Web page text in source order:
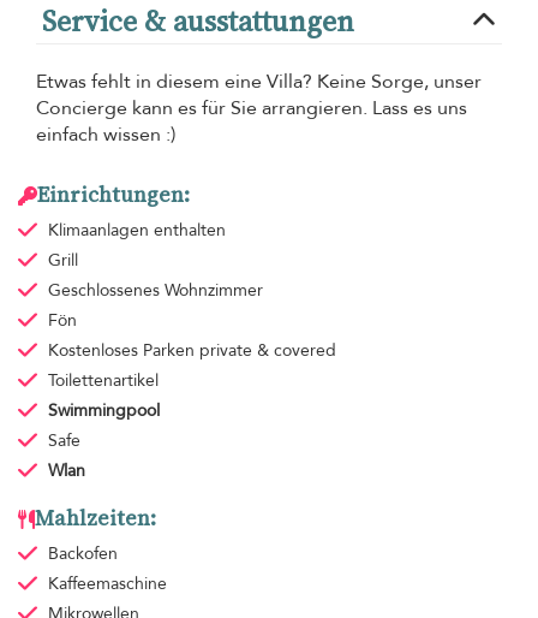
Service & ausstattungen
Etwas fehlt in diesem eine Villa? Keine Sorge, unser
Concierge kann es für Sie arrangieren. Lass es uns
einfach wissen :)
Einrichtungen:
Klimaanlagen enthalten
Grill
Geschlossenes Wohnzimmer
Fön
Kostenloses Parken private & covered
Toilettenartikel
Swimmingpool
Safe
Wlan
Mahlzeiten:
Backofen
Kaffeemaschine